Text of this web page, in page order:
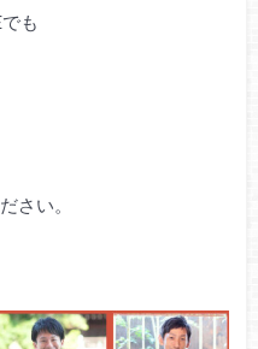
も
さい。